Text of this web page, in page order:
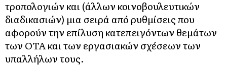
τροπολογιών και (άλλων κοινοβουλευτικών
διαδικασιών) μια σειρά από ρυθμίσεις που
αφορούν την επίλυση κατεπειγόντων θεμάτων
των ΟΤΑ και των εργασιακών σχέσεων των
υπαλλήλων τους.